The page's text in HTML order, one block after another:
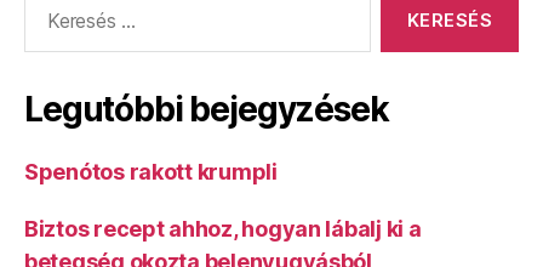
Legutóbbi bejegyzések
Spenótos rakott krumpli
Biztos recept ahhoz, hogyan lábalj ki a
betegség okozta belenyugvásból